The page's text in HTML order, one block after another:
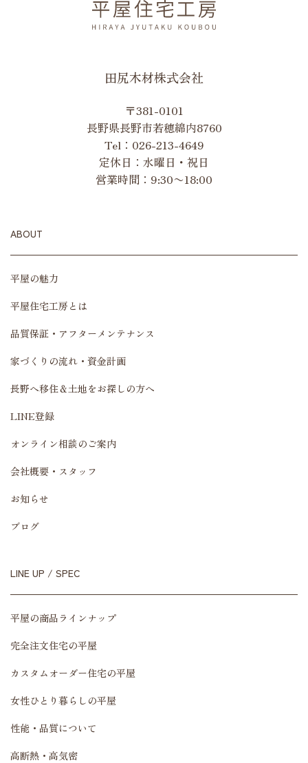
田尻木材株式会社
〒381-0101
長野県長野市若穂綿内8760
Tel： 026-213-4649
定休日：水曜日・祝日
営業時間：9:30〜18:00
ABOUT
平屋の魅力
平屋住宅工房とは
品質保証・アフターメンテナンス
家づくりの流れ・資金計画
長野へ移住＆土地をお探しの方へ
LINE登録
オンライン相談のご案内
会社概要・スタッフ
お知らせ
ブログ
LINE UP / SPEC
平屋の商品ラインナップ
完全注文住宅の平屋
カスタムオーダー住宅の平屋
女性ひとり暮らしの平屋
性能・品質について
高断熱・高気密